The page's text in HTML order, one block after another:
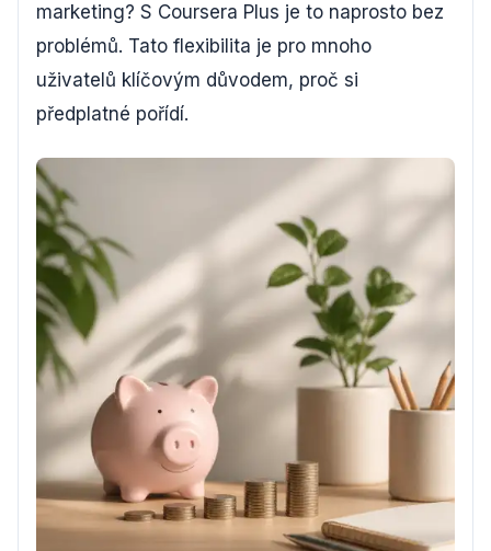
marketing? S Coursera Plus je to naprosto bez
problémů. Tato flexibilita je pro mnoho
uživatelů klíčovým důvodem, proč si
předplatné pořídí.